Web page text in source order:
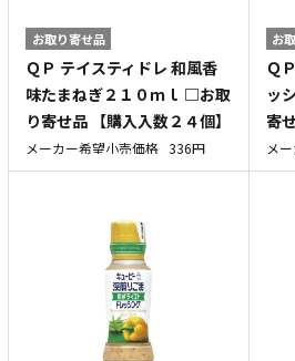
お取り寄せ品
ＱＰ テイスティドレ 和風香
味たまねぎ２１０ｍｌ □お取
り寄せ品 【購入入数２４個】
メーカー希望小売価格 336円
お
Ｑ
ッ
寄
メ